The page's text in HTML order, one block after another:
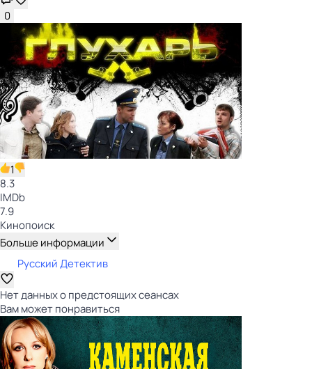
0
1
8.3
IMDb
7.9
Кинопоиск
Больше информации
Русский Детектив
Нет данных о предстоящих сеансах
Вам может понравиться